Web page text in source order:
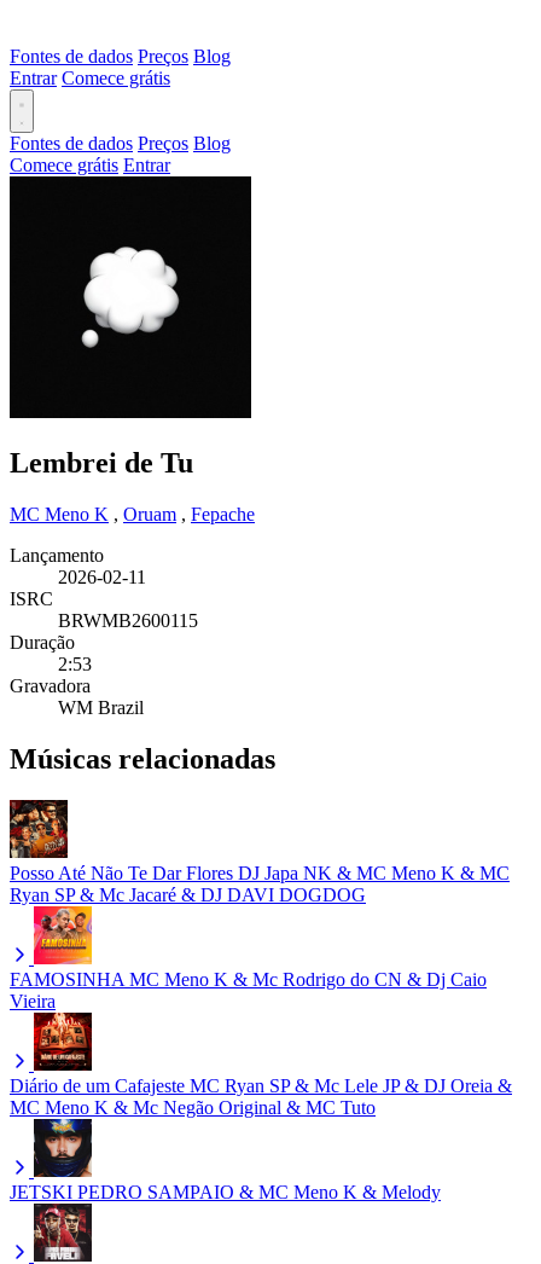
Fontes de dados Preços Blog
Entrar Comece grátis
Fontes de dados Preços Blog
Comece grátis Entrar
Lembrei de Tu
MC Meno K , Oruam , Fepache
Lançamento
2026-02-11
ISRC
BRWMB2600115
Duração
2:53
Gravadora
WM Brazil
Músicas relacionadas
Posso Até Não Te Dar Flores DJ Japa NK & MC Meno K & MC
Ryan SP & Mc Jacaré & DJ DAVI DOGDOG
FAMOSINHA MC Meno K & Mc Rodrigo do CN & Dj Caio
Vieira
Diário de um Cafajeste MC Ryan SP & Mc Lele JP & DJ Oreia &
MC Meno K & Mc Negão Original & MC Tuto
JETSKI PEDRO SAMPAIO & MC Meno K & Melody